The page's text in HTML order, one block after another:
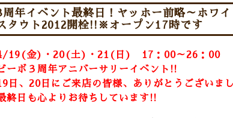
周年イベント最終日！ヤッホー前略～ホワ
タウト2012開栓!!※オープン17時です
19(金)・20(土)・21(日) 17：00～26：00
ーボ３周年アニバーサリーイベント!!
日、20日にご来店の皆様、ありがとうございまし
終日も心よりお待ちしています!!